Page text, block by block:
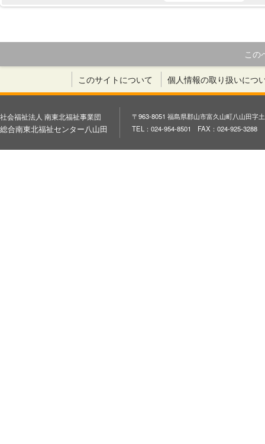
この
このサイトについて 個人情報の取り扱いにつ
社会福祉法人 南東北福祉事業団
総合南東北福祉センター八山田
〒963-8051 福島県郡山市富久山町八山田字
TEL：024-954-8501 FAX：024-925-3288